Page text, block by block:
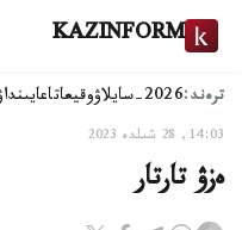
KAZINFORM
ترەند:2026-سايلاۋ وقيعا
14:03, 28 شىلدە 2023
ەزۋ تارتار